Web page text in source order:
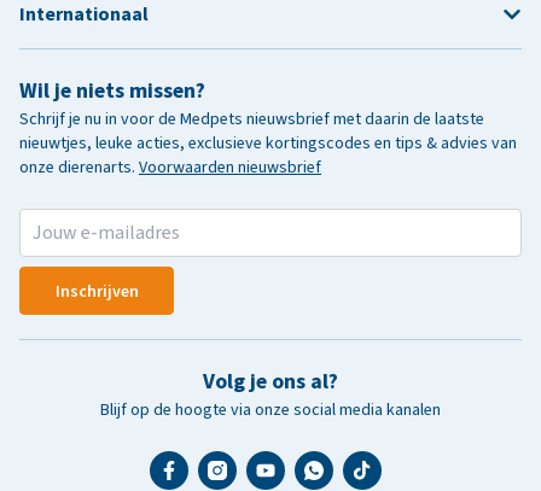
Wil je niets missen?
Schrijf je nu in voor de Medpets nieuwsbrief met daarin de laatste
nieuwtjes, leuke acties, exclusieve kortingscodes en tips & advies van
onze dierenarts. Voorwaarden nieuwsbrief
Inschrijven
Volg je ons al?
Blijf op de hoogte via onze social media kanalen
Internationaal